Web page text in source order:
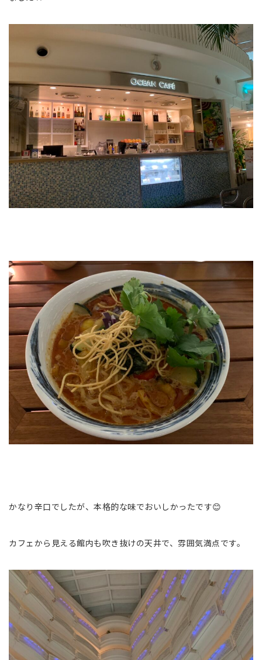
かなり辛口でしたが、本格的な味でおいしかったです😊
カフェから見える館内も吹き抜けの天井で、雰囲気満点です。